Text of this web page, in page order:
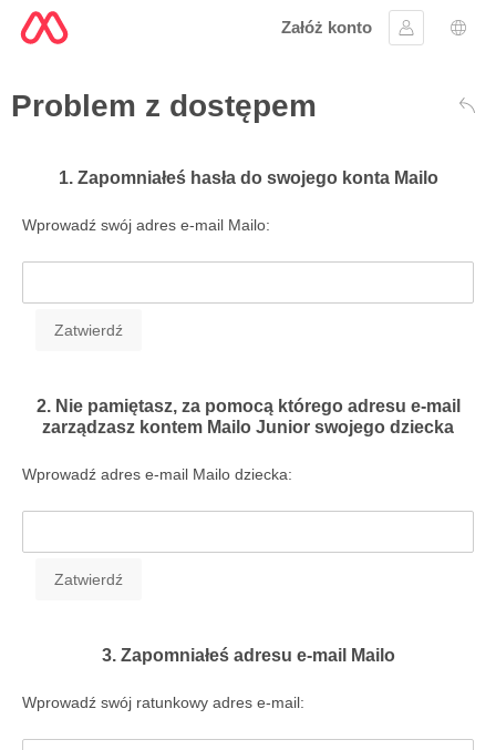
Załóż konto
Zaloguj się
Problem z dostępem
1. Zapomniałeś hasła do swojego konta Mailo
Wprowadź swój adres e-mail Mailo:
2. Nie pamiętasz, za pomocą którego adresu e-mail
zarządzasz kontem Mailo Junior swojego dziecka
Wprowadź adres e-mail Mailo dziecka:
3. Zapomniałeś adresu e-mail Mailo
Wprowadź swój ratunkowy adres e-mail: